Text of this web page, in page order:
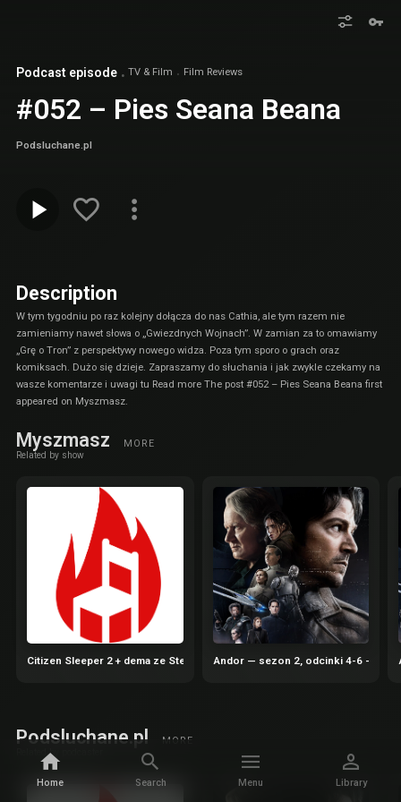
Home Search Menu Library
Podcast episode TV & Film Film Reviews
#052 – Pies Seana Beana
Podsluchane.pl
Description
W tym tygodniu po raz kolejny dołącza do nas Cathia, ale tym razem nie
zamieniamy nawet słowa o „Gwiezdnych Wojnach”. W zamian za to omawiamy
„Grę o Tron” z perspektywy nowego widza. Poza tym sporo o grach oraz
komiksach. Dużo się dzieje. Zapraszamy do słuchania i jak zwykle czekamy na
wasze komentarze i uwagi tu Read more The post #052 – Pies Seana Beana first
appeared on Myszmasz.
Myszmasz MORE
Related by show
Citizen Sleeper 2 + dema ze Steam Next Fest | Gorące Krzesła 65
Andor — sezon 2, odcinki 4-6 —
Podsluchane.pl MORE
Related by podcaster